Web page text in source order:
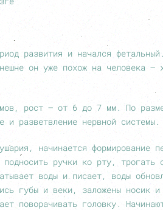
развития и начался
он уже похож на человека –
рост – от 6 до 7 мм. По
и разветвление нервной системы.
начинается формирование
подносить ручки ко рту, трогать
воды и писает, воды
губы и веки, заложены носик
поворачивать головку.